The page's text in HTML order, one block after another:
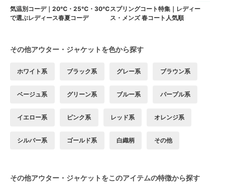
気温別コーデ｜20℃・25℃・30℃
で選ぶレディース春夏コーデ
スプリングコート特集｜レディー
ス・メンズ 春コート人気順
その他アウター・ジャケットを色から探す
ホワイト系 ブラック系 グレー系 ブラウン系
ベージュ系 グリーン系 ブルー系 パープル系
イエロー系 ピンク系 レッド系 オレンジ系
シルバー系 ゴールド系 白織柄 その他
その他アウター・ジャケットをこのアイテムの特徴から探す